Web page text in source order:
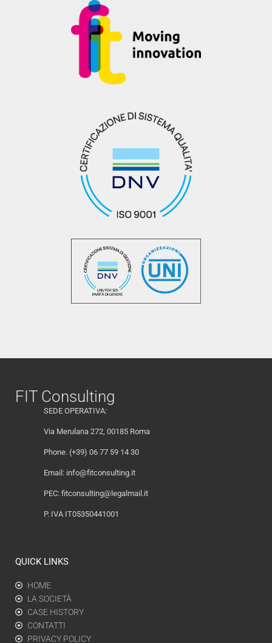
FIT Consulting
SEDE OPERATIVA:
Via Merulana 272, 00185 Roma
Phone. (+39) 06 77 59 14 30
Email: info@fitconsulting.it
PEC: fitconsulting@legalmail.it
P. IVA IT05350441001
QUICK LINKS
HOME
LA SOCIETÀ
CASE HISTORY
CONTATTI
PRIVACY POLICY